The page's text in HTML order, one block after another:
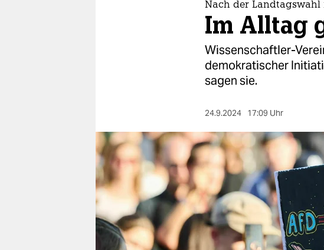
berlin
nord
wahrheit
verlag
verlag
Nach der
Im Alltag
Wissenschaftler-
demokratischer
sagen sie.
24.9.2024 17:09 Uhr